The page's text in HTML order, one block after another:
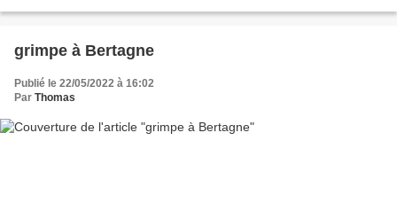
grimpe à Bertagne
Publié le 22/05/2022 à 16:02
Par Thomas